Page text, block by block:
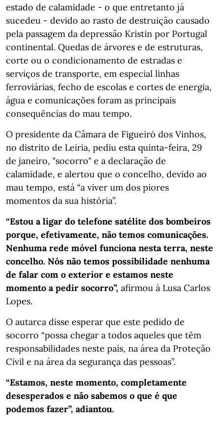
estado de calamidade - o que entretanto já
sucedeu - devido ao rasto de destruição causado
pela passagem da depressão Kristin por Portugal
continental. Quedas de árvores e de estruturas,
corte ou o condicionamento de estradas e
serviços de transporte, em especial linhas
ferroviárias, fecho de escolas e cortes de energia,
água e comunicações foram as principais
consequências do mau tempo.
O presidente da Câmara de Figueiró dos Vinhos,
no distrito de Leiria, pediu esta quinta-feira, 29
de janeiro, "socorro" e a declaração de
calamidade, e alertou que o concelho, devido ao
mau tempo, está “a viver um dos piores
momentos da sua história”.
“Estou a ligar do telefone satélite dos bombeiros
porque, efetivamente, não temos comunicações.
Nenhuma rede móvel funciona nesta terra, neste
concelho. Nós não temos possibilidade nenhuma
de falar com o exterior e estamos neste
momento a pedir socorro”, afirmou à Lusa Carlos
Lopes.
O autarca disse esperar que este pedido de
socorro “possa chegar a todos aqueles que têm
responsabilidades neste país, na área da Proteção
Civil e na área da segurança das pessoas”.
“Estamos, neste momento, completamente
desesperados e não sabemos o que é que
podemos fazer”, adiantou.